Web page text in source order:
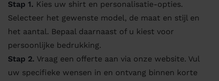
Stap 1. Kies uw shirt en personalisatie-opties.
Selecteer het gewenste model, de maat en stijl en
het aantal. Bepaal daarnaast of u kiest voor
persoonlijke bedrukking.
Stap 2. Vraag een offerte aan via onze website. Vul
uw specifieke wensen in en ontvang binnen korte